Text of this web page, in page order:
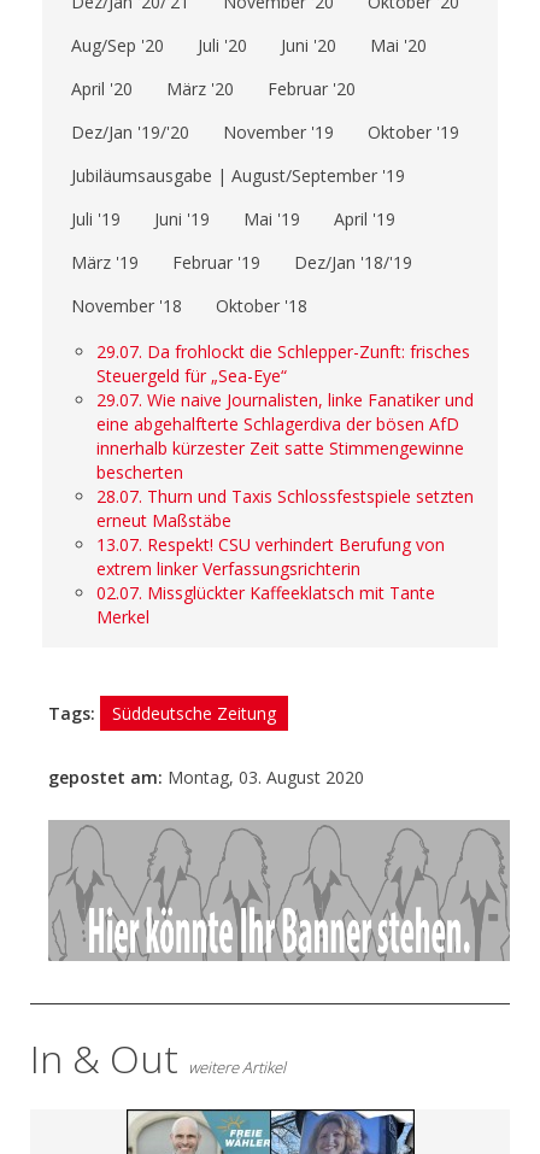
Aug/Sep '20
Juli '20 Juni '20
Mai '20
April '20
März '20
Februar '20
Dez/Jan '19/'20
November '19
Oktober '19
Jubiläumsausgabe | August/September '19
Juli '19
Juni '19 Mai '19
April '19
März '19
Februar '19
Dez/Jan '18/'19
November '18
Oktober '18
29.07. Da frohlockt die Schlepper-Zunft: frisches
Steuergeld für „Sea-Eye“
29.07. Wie naive Journalisten, linke Fanatiker und
eine abgehalfterte Schlagerdiva der bösen AfD
innerhalb kürzester Zeit satte Stimmengewinne
bescherten
28.07. Thurn und Taxis Schlossfestspiele setzten
erneut Maßstäbe
13.07. Respekt! CSU verhindert Berufung von
extrem linker Verfassungsrichterin
02.07. Missglückter Kaffeeklatsch mit Tante
Merkel
Tags: Süddeutsche Zeitung
gepostet am: Montag, 03. August 2020
- Anzeige -
In & Out weitere Artikel